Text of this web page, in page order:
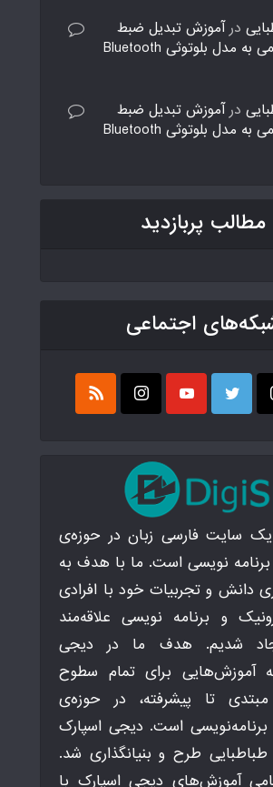
درآموزش تبدیل ضبط
صوت قدیمی به مدل بلوتوثی Bluetooth
درآموزش تبدیل ضبط
صوت قدیمی به مدل بلوتوثی Bluetooth
مطالب پربازدید
اجتماعی
Digispark.ir یک سایت فارسی زبان در حوزه‌ی
برنامه نویسی است. ما با هدف به
دانش و تجربیات خود با افرادی
و برنامه نویسی علاقه‌مند
شدیم. هدف ما در دیجی
آموزش‌هایی برای تمام سطوح
مبتدی تا پیشرفته، در حوزه‌ی
برنامه‌نویسی است. دیجی اسپارک
طرح و بنیانگذاری شد.
آموزش‌های دیجی اسپارک با